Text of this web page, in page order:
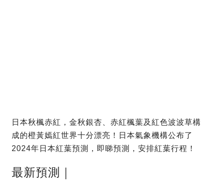
日本秋楓赤紅，金秋銀杏、赤紅楓葉及紅色波波草構
成的橙黃嫣紅世界十分漂亮！日本氣象機構公布了
2024年日本紅葉預測，即睇預測，安排紅葉行程！
最新預測｜